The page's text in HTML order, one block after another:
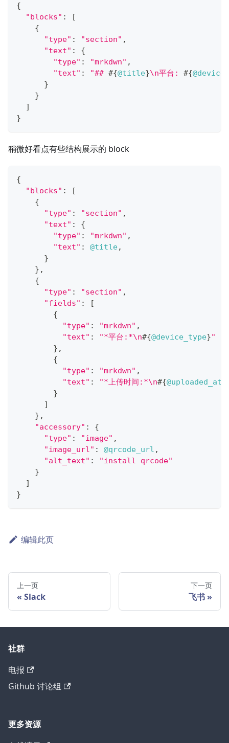
{
"blocks" :
[
{
"type" : "section" ,
"text" :
{
"type" : "mrkdwn" ,
"text" : "## #{@title}\n平台: #{
}
}
]
}
稍微好看点有些结构展示的 block
{
"blocks" :
[
{
"type" : "section" ,
"text" :
{
"type" : "mrkdwn" ,
"text" : @title,
}
} ,
{
"type" : "section" ,
"fields" :
[
{
"type" : "mrkdwn" ,
"text" : "*平台:*\n#{@device_type}"
} ,
{
"type" : "mrkdwn" ,
"text" : "*上传时间:*\n#{@uploaded_at
}
]
} ,
"accessory" :
{
"type" : "image" ,
"image_url" : @qrcode_url ,
"alt_text" :
"install qrcode"
}
]
}
编辑此页
上一页
Slack
下一页
飞书
社群
电报
Github 讨论组
更多资源